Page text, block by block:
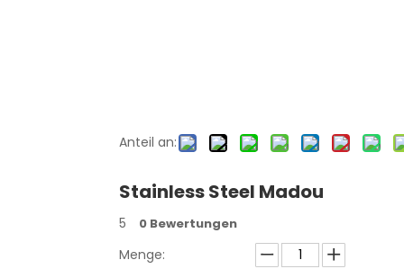
Anteil an:
Stainless Steel Madou
5 0 Bewertungen
Menge: